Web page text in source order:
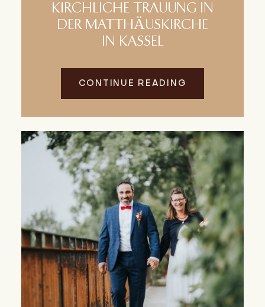
KIRCHLICHE TRAUUNG IN
DER MATTHÄUSKIRCHE
IN KASSEL
CONTINUE READING